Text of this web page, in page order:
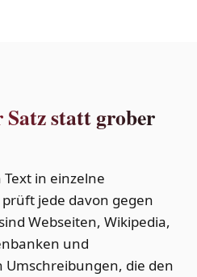
statt grober
in einzelne
jede davon gegen
Webseiten, Wikipedia,
und
Umschreibungen, die den